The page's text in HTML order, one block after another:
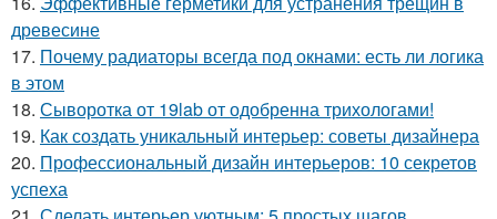
древесине
17. Почему радиаторы всегда под окнами: есть ли логика
в этом
18. Сыворотка от 19lab от одобренна трихологами!
19. Как создать уникальный интерьер: советы дизайнера
20. Профессиональный дизайн интерьеров: 10 секретов
успеха